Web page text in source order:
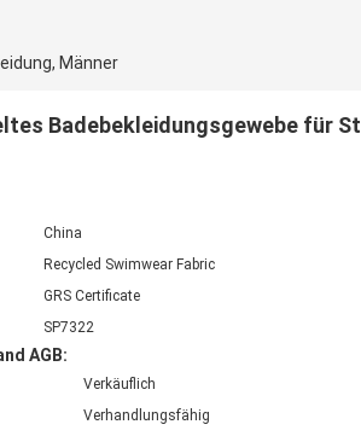
Männer
Badebekleidungsgewebe für
China
Recycled Swimwear Fabric
GRS Certificate
SP7322
AGB:
Verkäuflich
Verhandlungsfähig